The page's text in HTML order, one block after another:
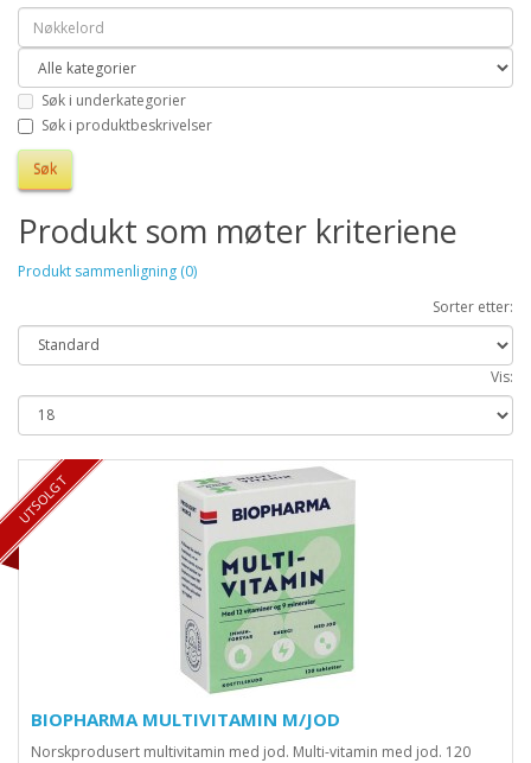
Søk i underkategorier
Søk i produktbeskrivelser
Produkt som møter kriteriene
Produkt sammenligning (0)
Sorter etter:
Vis:
UTSOLGT
BIOPHARMA MULTIVITAMIN M/JOD
Norskprodusert multivitamin med jod. Multi-vitamin med jod. 120